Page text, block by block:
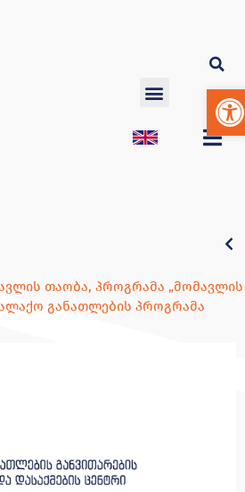
თაობა, პროგრამა „მომავლის
განათლების პროგრამა